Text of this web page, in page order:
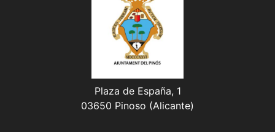
Plaza de España, 1
03650 Pinoso (Alicante)